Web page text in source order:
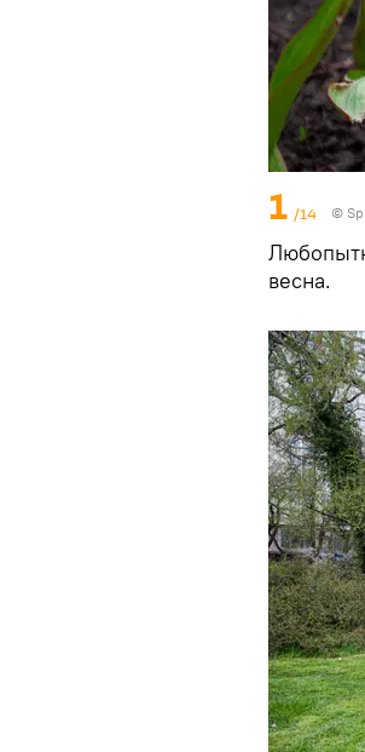
1 /14 ©
весна.